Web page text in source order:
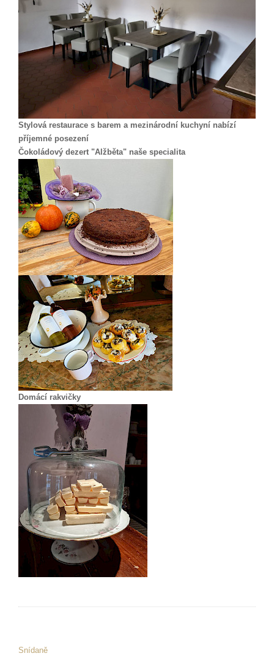
Stylová restaurace s barem a mezinárodní kuchyní nabízí
příjemné posezení
Čokoládový dezert "Alžběta" naše specialita
Domácí rakvičky
Snídaně